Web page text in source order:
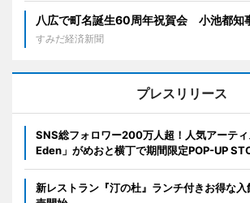
八広で町名誕生60周年祝賀会 小池都知
すみだ経済新聞
プレスリリース
SNS総フォロワー200万人超！人気アーテ
Eden」がめおと横丁で期間限定POP-UP
新レストラン『汀の杜』ランチ付きお得な